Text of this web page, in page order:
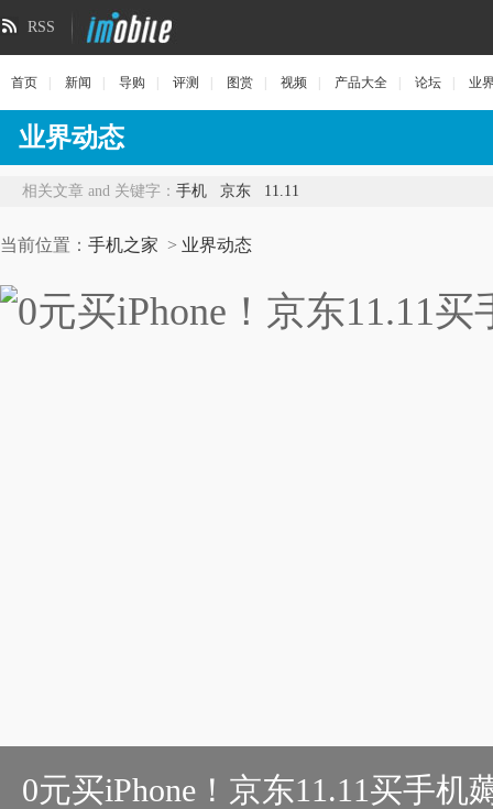
RSS
首页 新闻 导购 评测 图赏 视频 产品大全 论坛 业
业界动态
相关文章 and 关键字： 手机 京东 11.11
当前位置： 手机之家 > 业界动态
0元买iPhone！京东11.11买手机